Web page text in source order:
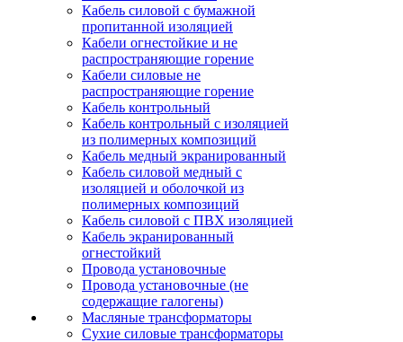
Кабель силовой с бумажной
пропитанной изоляцией
Кабели огнестойкие и не
распространяющие горение
Кабели силовые не
распространяющие горение
Кабель контрольный
Кабель контрольный с изоляцией
из полимерных композиций
Кабель медный экранированный
Кабель силовой медный с
изоляцией и оболочкой из
полимерных композиций
Кабель силовой с ПВХ изоляцией
Кабель экранированный
огнестойкий
Провода установочные
Провода установочные (не
содержащие галогены)
Масляные трансформаторы
Сухие силовые трансформаторы